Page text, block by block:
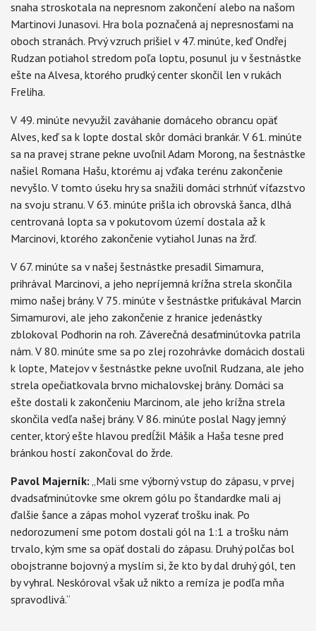
snaha stroskotala na nepresnom zakončení alebo na našom
Martinovi Junasovi. Hra bola poznačená aj nepresnosťami na
oboch stranách. Prvý vzruch prišiel v 47. minúte, keď Ondřej
Rudzan potiahol stredom poľa loptu, posunul ju v šestnástke
ešte na Alvesa, ktorého prudký center skončil len v rukách
Freliha.
V 49. minúte nevyužil zaváhanie domáceho obrancu opäť
Alves, keď sa k lopte dostal skôr domáci brankár. V 61. minúte
sa na pravej strane pekne uvoľnil Adam Morong, na šestnástke
našiel Romana Hašu, ktorému aj vďaka terénu zakončenie
nevyšlo. V tomto úseku hry sa snažili domáci strhnúť víťazstvo
na svoju stranu. V 63. minúte prišla ich obrovská šanca, dlhá
centrovaná lopta sa v pokutovom území dostala až k
Marcinovi, ktorého zakončenie vytiahol Junas na žrď.
V 67. minúte sa v našej šestnástke presadil Simamura,
prihrával Marcinovi, a jeho nepríjemná krížna strela skončila
mimo našej brány. V 75. minúte v šestnástke priťukával Marcin
Simamurovi, ale jeho zakončenie z hranice jedenástky
zblokoval Podhorin na roh. Záverečná desaťminútovka patrila
nám. V 80. minúte sme sa po zlej rozohrávke domácich dostali
k lopte, Matejov v šestnástke pekne uvoľnil Rudzana, ale jeho
strela opečiatkovala brvno michalovskej brány. Domáci sa
ešte dostali k zakončeniu Marcinom, ale jeho krížna strela
skončila vedľa našej brány. V 86. minúte poslal Nagy jemný
center, ktorý ešte hlavou predĺžil Mášik a Haša tesne pred
bránkou hostí zakončoval do žrde.
Pavol Majerník: „Mali sme výborný vstup do zápasu, v prvej
dvadsaťminútovke sme okrem gólu po štandardke mali aj
ďalšie šance a zápas mohol vyzerať trošku inak. Po
nedorozumení sme potom dostali gól na 1:1 a trošku nám
trvalo, kým sme sa opäť dostali do zápasu. Druhý polčas bol
obojstranne bojovný a myslím si, že kto by dal druhý gól, ten
by vyhral. Neskóroval však už nikto a remíza je podľa mňa
spravodlivá.“